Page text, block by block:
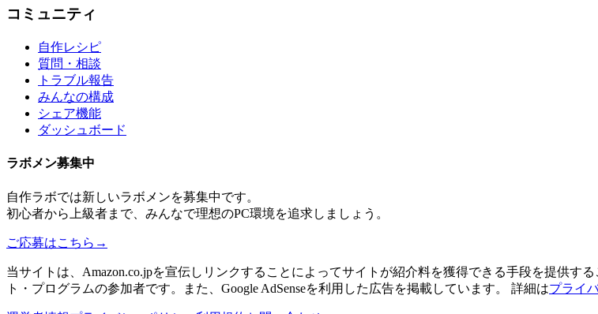
コミュニティ
自作レシピ
質問・相談
トラブル報告
みんなの構成
シェア機能
ダッシュボード
ラボメン募集中
自作ラボでは新しいラボメンを募集中です。
初心者から上級者まで、みんなで理想のPC環境を追求しましょう。
ご応募はこちら →
当サイトは、Amazon.co.jpを宣伝しリンクすることによってサイトが紹介料を獲得できる手段を提供す
ト・プログラムの参加者です。また、Google AdSenseを利用した広告を掲載しています。 詳細はプライ